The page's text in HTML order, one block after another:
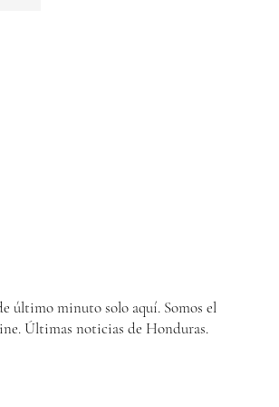
último minuto solo aquí. Somos el
Últimas noticias de Honduras.